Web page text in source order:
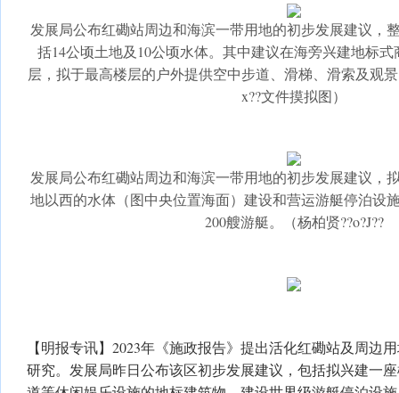
发展局公布红磡站周边和海滨一带用地的初步发展建议，
括14公顷土地及10公顷水体。其中建议在海旁兴建地标
层，拟于最高楼层的户外提供空中步道、滑梯、滑索及观
x??文件摸拟图）
发展局公布红磡站周边和海滨一带用地的初步发展建议，
地以西的水体（图中央位置海面）建设和营运游艇停泊设
200艘游艇。（杨柏贤??o?J??
【明报专讯】2023年《施政报告》提出活化红磡站及周边
研究。发展局昨日公布该区初步发展建议，包括拟兴建一